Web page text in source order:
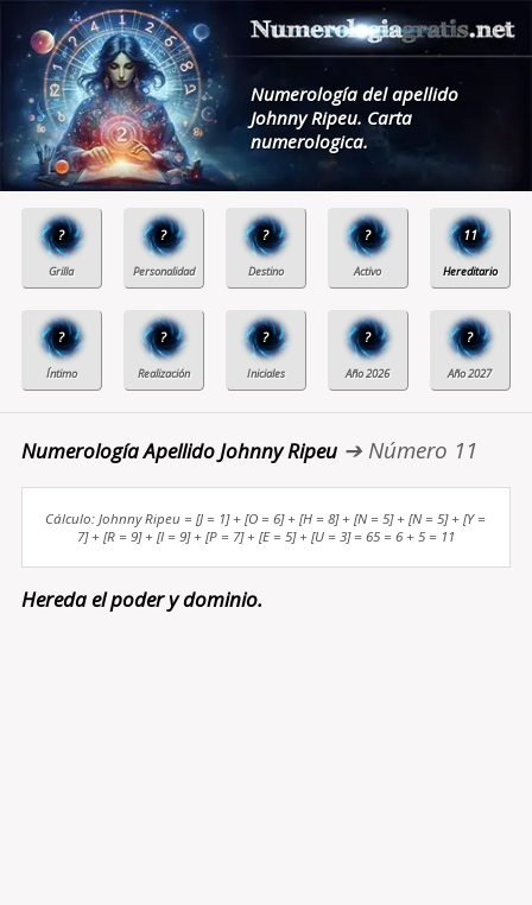
Numerología del apellido
Johnny Ripeu. Carta
numerologica.
? ? ? ? 11
? ? ? ? ?
Numerología Apellido Johnny Ripeu➔ Número 11
Cálculo: Johnny Ripeu = [J = 1] + [O = 6] + [H = 8] + [N = 5] + [N = 5] + [Y =
7] + [R = 9] + [I = 9] + [P = 7] + [E = 5] + [U = 3] = 65 = 6 + 5 = 11
Hereda el poder y dominio.